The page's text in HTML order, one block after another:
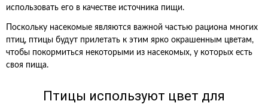
использовать его в качестве источника пищи.
Поскольку насекомые являются важной частью рациона многих
птиц, птицы будут прилетать к этим ярко окрашенным цветам,
чтобы покормиться некоторыми из насекомых, у которых есть
своя пища.
Птицы используют цвет для